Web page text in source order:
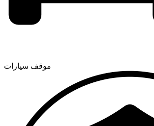
موقف سيارات